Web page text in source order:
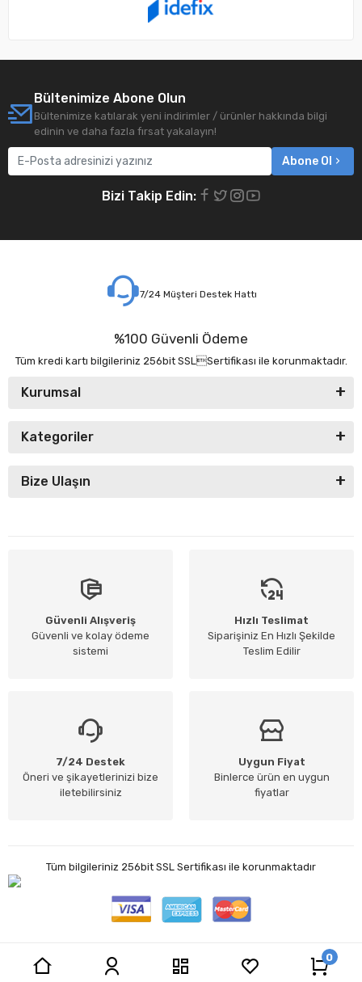
Bültenimize Abone Olun
Bültenimize katılarak yeni indirimler / ürünler hakkında bilgi
edinin ve daha fazla fırsat yakalayın!
Abone Ol
Bizi Takip Edin:
7/24 Müşteri Destek Hattı
%100 Güvenli Ödeme
Tüm kredi kartı bilgileriniz 256bit SSLSertifikası ile korunmaktadır.
Kurumsal
Kategoriler
Bize Ulaşın
Güvenli Alışveriş
Güvenli ve kolay ödeme
sistemi
Hızlı Teslimat
Siparişiniz En Hızlı Şekilde
Teslim Edilir
7/24 Destek
Öneri ve şikayetlerinizi bize
iletebilirsiniz
Uygun Fiyat
Binlerce ürün en uygun
fiyatlar
Tüm bilgileriniz 256bit SSL Sertifikası ile korunmaktadır
0